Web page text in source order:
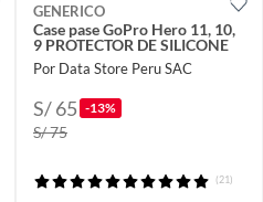
GENERICO
Case pase GoPro Hero 11, 10,
9 PROTECTOR DE SILICONE
Por Data Store Peru SAC
S/ 65 -13%
S/ 75
(21)